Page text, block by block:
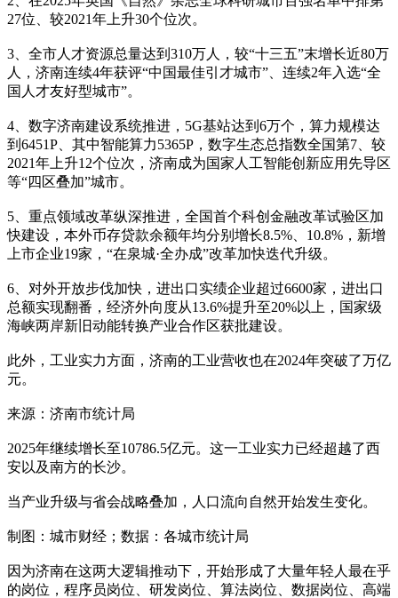
27位、较2021年上升30个位次。
3、全市人才资源总量达到310万人，较“十三五”末增长近80万
人，济南连续4年获评“中国最佳引才城市”、连续2年入选“全
国人才友好型城市”。
4、数字济南建设系统推进，5G基站达到6万个，算力规模达
到6451P、其中智能算力5365P，数字生态总指数全国第7、较
2021年上升12个位次，济南成为国家人工智能创新应用先导区
等“四区叠加”城市。
5、重点领域改革纵深推进，全国首个科创金融改革试验区加
快建设，本外币存贷款余额年均分别增长8.5%、10.8%，新增
上市企业19家，“在泉城·全办成”改革加快迭代升级。
6、对外开放步伐加快，进出口实绩企业超过6600家，进出口
总额实现翻番，经济外向度从13.6%提升至20%以上，国家级
海峡两岸新旧动能转换产业合作区获批建设。
此外，工业实力方面，济南的工业营收也在2024年突破了万亿
元。
来源：济南市统计局
2025年继续增长至10786.5亿元。这一工业实力已经超越了西
安以及南方的长沙。
当产业升级与省会战略叠加，人口流向自然开始发生变化。
制图：城市财经；数据：各城市统计局
因为济南在这两大逻辑推动下，开始形成了大量年轻人最在乎
的岗位，程序员岗位、研发岗位、算法岗位、数据岗位、高端